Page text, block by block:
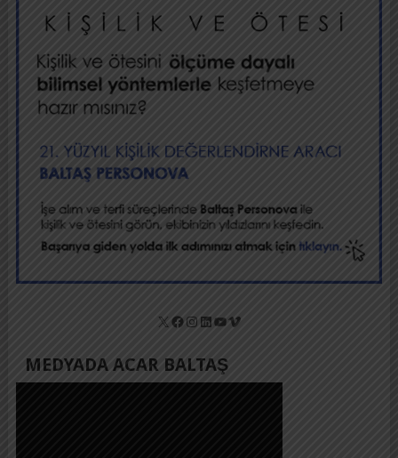
X Facebook
Instagram
LinkedIn
YouTube
Vimeo
MEDYADA ACAR BALTAŞ